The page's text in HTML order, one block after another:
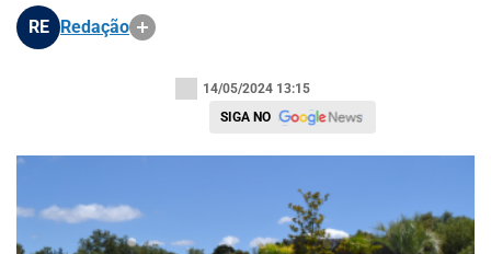
RE Redação
14/05/2024 13:15
SIGA NO